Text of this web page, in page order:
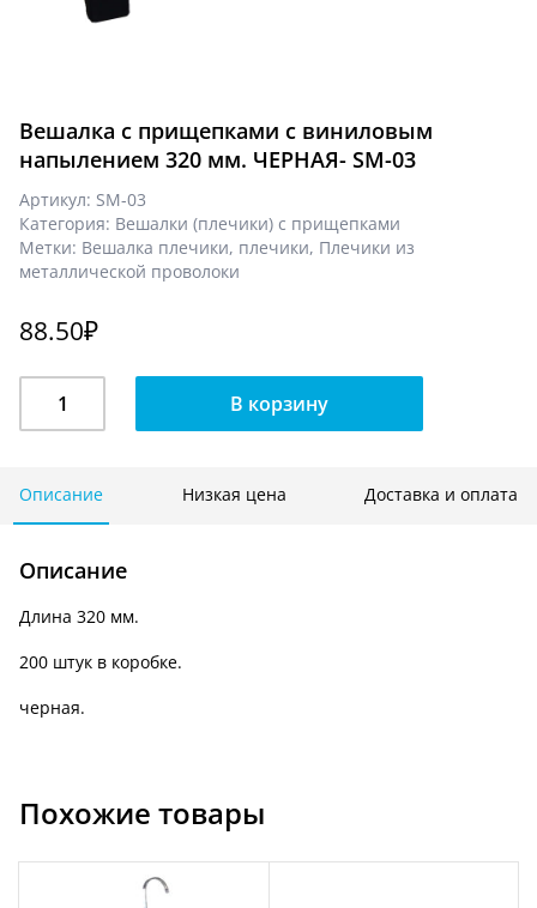
Вешалка с прищепками с виниловым
напылением 320 мм. ЧЕРНАЯ- SM-03
Артикул: SM-03
Категория: Вешалки (плечики) с прищепками
Метки: Вешалка плечики, плечики, Плечики из
металлической проволоки
88.50₽
Вешалка
с
виниловым
320
ЧЕРНАЯ-
SM-
В корзину
Описание Низкая цена Доставка и оплата
Описание
Длина 320 мм.
200 штук в коробке.
черная.
Похожие товары